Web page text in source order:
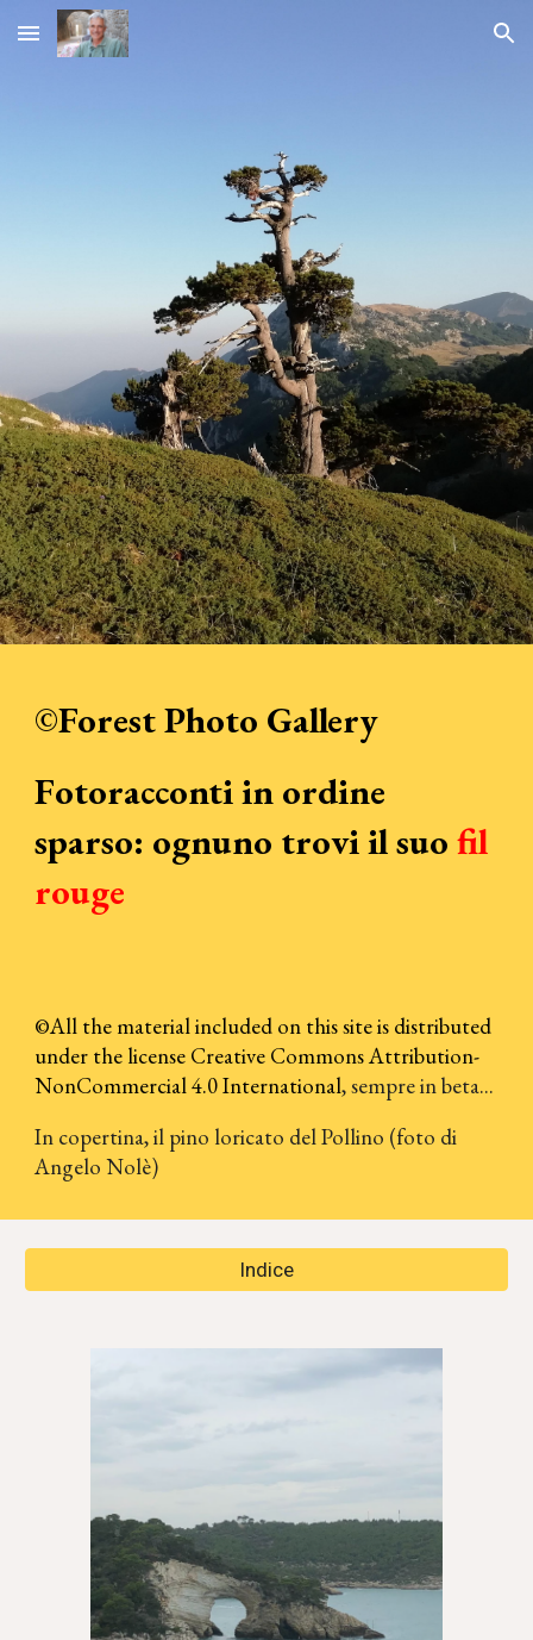
Skip to main content Skip to navigation
©Forest Photo Gallery
Fotoracconti in ordine
sparso: ognuno trovi il suofil
rouge
©All the material included on this site is distributed
under the license Creative Commons Attribution-
NonCommercial 4.0 International, sempre in beta...
In copertina, il pino loricato del Pollino (foto di
Angelo Nolè)
Indice